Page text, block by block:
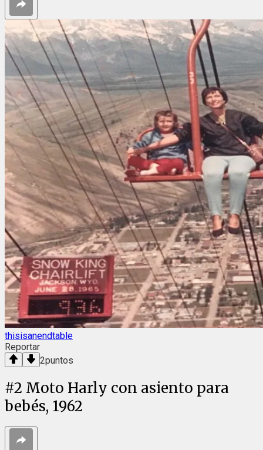
thisisanendtable
Reportar
2puntos
#2 Moto Harly con asiento para
bebés, 1962